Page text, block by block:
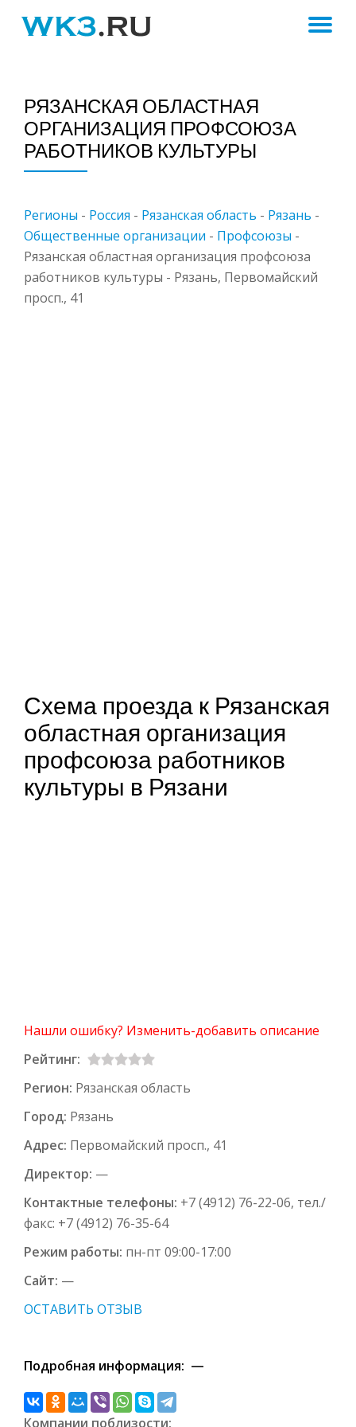
РЯЗАНСКАЯ ОБЛАСТНАЯ
ОРГАНИЗАЦИЯ ПРОФСОЮЗА
РАБОТНИКОВ КУЛЬТУРЫ
Регионы - Россия - Рязанская область - Рязань -
Общественные организации - Профсоюзы -
Рязанская областная организация профсоюза
работников культуры - Рязань, Первомайский
просп., 41
Схема проезда к Рязанская
областная организация
профсоюза работников
культуры в Рязани
Нашли ошибку? Изменить-добавить описание
Рейтинг:
Регион: Рязанская область
Город: Рязань
Адрес: Первомайский просп., 41
Директор: —
Контактные телефоны: +7 (4912) 76-22-06, тел./
факс: +7 (4912) 76-35-64
Режим работы: пн-пт 09:00-17:00
Сайт: —
ОСТАВИТЬ ОТЗЫВ
Подробная информация: —
Компании поблизости: